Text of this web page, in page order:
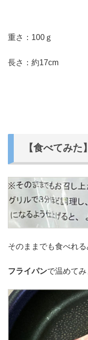
重さ：100ｇ
長さ：約17cm
【食べてみた】
そのままでも食べれ
フライパンで温めてみ